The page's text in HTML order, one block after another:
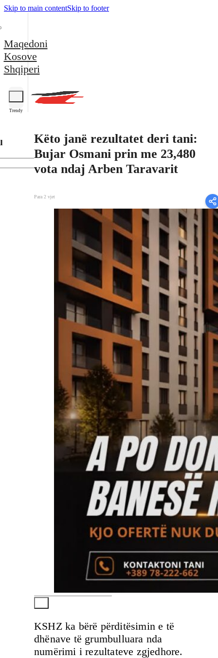
Skip to main contentSkip to footer
Maqedoni
Kosove
Shqiperi
Trendy
Këto janë rezultatet deri tani:
Bujar Osmani prin me 23,480
vota ndaj Arben Taravarit
Para 2 vjet
KSHZ ka bërë përditësimin e të
dhënave të grumbulluara nda
numërimi i rezultateve zgjedhore.